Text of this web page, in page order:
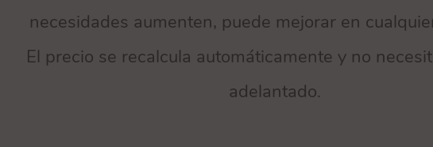
necesidades aumenten, puede mejorar en
El precio se recalcula automáticamente y no
adelantado.